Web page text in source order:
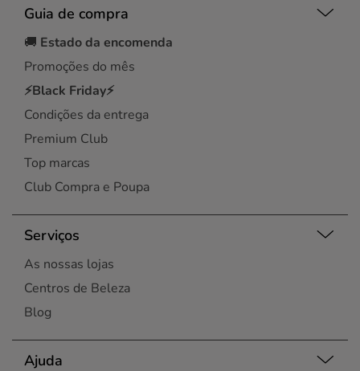
Guia de compra
🚚 Estado da encomenda
Promoções do mês
⚡Black Friday⚡
Condições da entrega
Premium Club
Top marcas
Club Compra e Poupa
Serviços
As nossas lojas
Centros de Beleza
Blog
Ajuda